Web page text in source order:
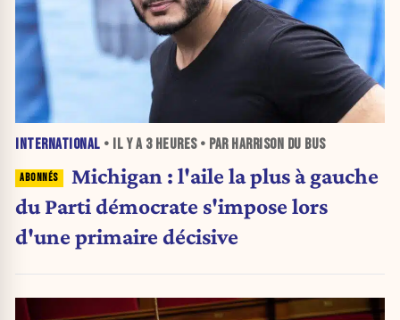
INTERNATIONAL • IL Y A 3 HEURES• PAR HARRISON DU BUS
Michigan : l'aile la plus à gauche
du Parti démocrate s'impose lors
d'une primaire décisive